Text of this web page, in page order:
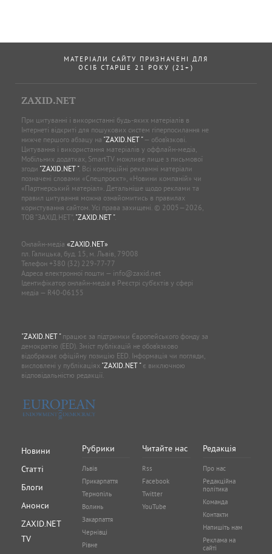
МАТЕРІАЛИ САЙТУ ПРИЗНАЧЕНІ ДЛЯ
ОСІБ СТАРШЕ 21 РОКУ (21+)
ZAXID.NET
При цитуванні і використанні будь-яких матеріалів в
Інтернеті відкриті для пошукових систем гіперпосилання не
нижче першого абзацу на "ZAXID.NET "— обов’язкові.
Цитування і використання матеріалів у оффлайн-медіа,
Мобільних додатках, SmartTV можливе лише з письмової
згоди "ZAXID.NET ". Всі комерційні рекламні матеріали
позначені словами «Спецпроєкт», «Новини компаній» чи
«Партнерський матеріал». Детальніше щодо реклами та
правил цитування можна ознайомитись в правилах
користування сайтом. Усі права захищені. © 2005—2026,
ТОВ “ЗАХІД.НЕТ”, "ZAXID.NET ".
Онлайн-медіа «ZAXID.NET»
пл. Галицька, буд. 15, м. Львів, 79008
Телефон +380 (32) 229-77-77
Адреса електронної пошти — info@zaxid.net
Ідентифікатор онлайн-медіа в Реєстрі суб'єктів у сфері
медіа — R40-06155
"ZAXID.NET "працює за підтримки Європейського фонду за
демократію (EED). Зміст публікацій не обов’язково
відображає офіційну позицію EED. Інформація чи погляди,
висловлені у публікаціях "ZAXID.NET "є виключною
відповідальністю редакції.
Новини
Статті
Блоги
Анонси
ZAXID.NET
TV
Рубрики
Львів
Прикарпаття
Тернопіль
Волинь
Закарпаття
Чернівці
Рівне
Читайте нас
Rss
Facebook
Twitter
YouTube
Редакція
Про нас
Редакційна
політика
Команда
Контакти
Напишіть нам
Реклама на
сайті